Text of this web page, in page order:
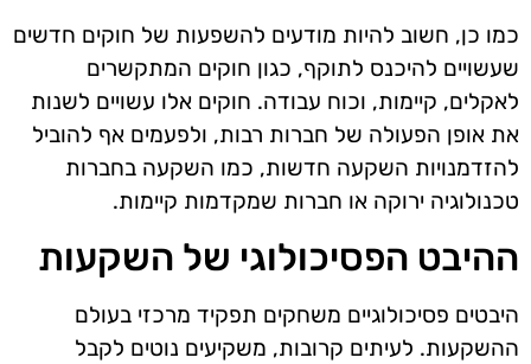
כמו כן, חשוב להיות מודעים להשפעות של חוקים חדשים
שעשויים להיכנס לתוקף, כגון חוקים המתקשרים
לאקלים, קיימות, וכוח עבודה. חוקים אלו עשויים לשנות
את אופן הפעולה של חברות רבות, ולפעמים אף להוביל
להזדמנויות השקעה חדשות, כמו השקעה בחברות
טכנולוגיה ירוקה או חברות שמקדמות קיימות.
ההיבט הפסיכולוגי של השקעות
היבטים פסיכולוגיים משחקים תפקיד מרכזי בעולם
ההשקעות. לעיתים קרובות, משקיעים נוטים לקבל